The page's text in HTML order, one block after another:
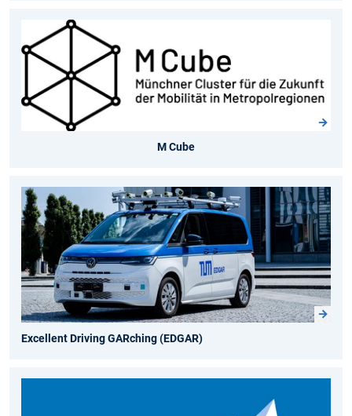
M Cube
Excellent Driving GARching (EDGAR)